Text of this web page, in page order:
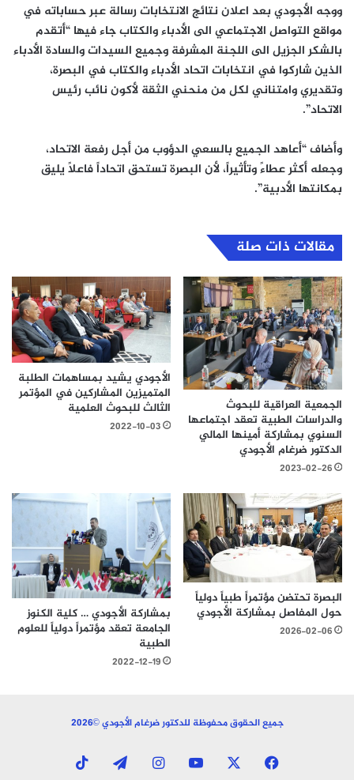
ووجه الأجودي بعد اعلان نتائج الانتخابات رسالة عبر حساباته في
مواقع التواصل الاجتماعي الى الأدباء والكتاب جاء فيها “أتقدم
بالشكر الجزيل الى اللجنة المشرفة وجميع السيدات والسادة الأدباء
الذين شاركوا في انتخابات اتحاد الأدباء والكتاب في البصرة،
وتقديري وامتناني لكل من منحني الثقة لأكون نائب رئيس
الاتحاد”.
وأضاف “أعاهد الجميع بالسعي الدؤوب من أجل رفعة الاتحاد،
وجعله أكثر عطاءً وتأثيراً، لأن البصرة تستحق اتحاداً فاعلاً يليق
بمكانتها الأدبية”.
مقالات ذات صلة
الجمعية العراقية للبحوث
والدراسات الطبية تعقد اجتماعها
السنوي بمشاركة أمينها المالي
الدكتور ضرغام الأجودي
2023-02-26
الأجودي يشيد بمساهمات الطلبة
المتميزين المشاركين في المؤتمر
الثالث للبحوث العلمية
2022-10-03
البصرة تحتضن مؤتمراً طبياً دولياً
حول المفاصل بمشاركة الأجودي
2026-02-06
بمشاركة الأجودي … كلية الكنوز
الجامعة تعقد مؤتمراً دولياً للعلوم
الطبية
2022-12-19
جميع الحقوق محفوظة للدكتور ضرغام الأجودي ©2026
فيسبوك ‫YouTubeانستقرامتيلقرام